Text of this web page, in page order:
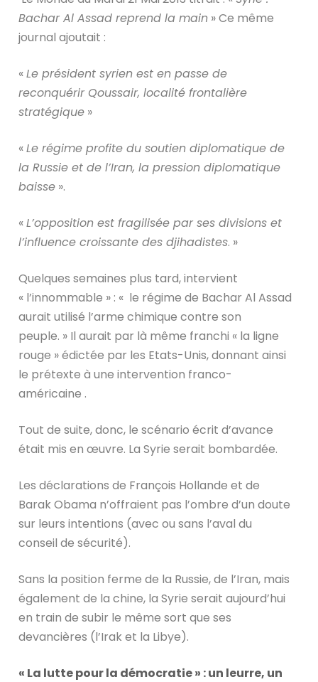
Bachar Al Assad reprend la main » Ce même
journal ajoutait :
«Le président syrien est en passe de
reconquérir Qoussair, localité frontalière
stratégique »
«Le régime profite du soutien diplomatique de
la Russie et de l’Iran, la pression diplomatique
baisse ».
«L’opposition est fragilisée par ses divisions et
l’influence croissante des djihadistes. »
Quelques semaines plus tard, intervient
« l’innommable » : « le régime de Bachar Al Assad
aurait utilisé l’arme chimique contre son
peuple. » Il aurait par là même franchi « la ligne
rouge » édictée par les Etats-Unis, donnant ainsi
le prétexte à une intervention franco-
américaine .
Tout de suite, donc, le scénario écrit d’avance
était mis en œuvre. La Syrie serait bombardée.
Les déclarations de François Hollande et de
Barak Obama n’offraient pas l’ombre d’un doute
sur leurs intentions (avec ou sans l’aval du
conseil de sécurité).
Sans la position ferme de la Russie, de l’Iran, mais
également de la chine, la Syrie serait aujourd’hui
en train de subir le même sort que ses
devancières (l’Irak et la Libye).
« La lutte pour la démocratie » : un leurre, un